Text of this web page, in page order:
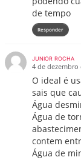
de tempo
Responder
JUNIOR ROCHA
4 de dezembro
O ideal é
sais que
Água
Água de
contem
Água de